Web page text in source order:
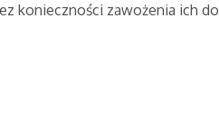
konieczności zawożenia ich do